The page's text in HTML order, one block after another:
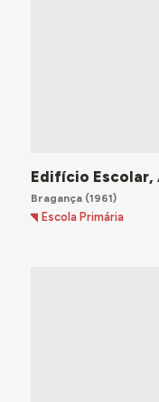
Edifício Escolar,
Bragança(1961)
Escola Primária